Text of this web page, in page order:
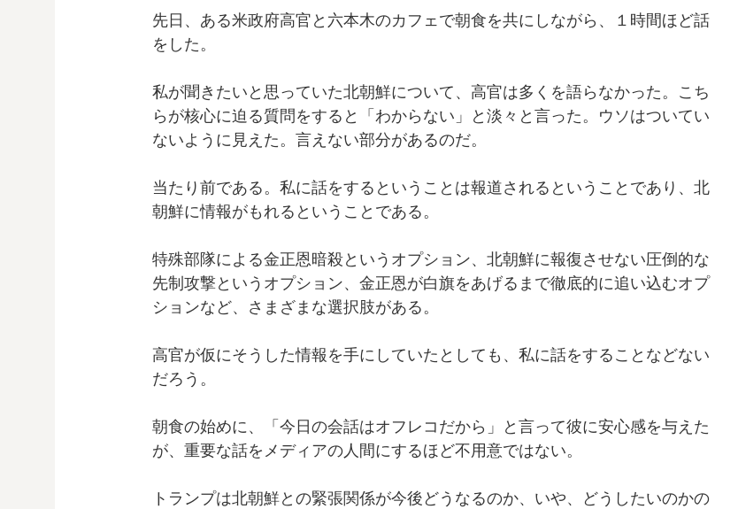
先日、ある米政府高官と六本木のカフェで朝食を共にしながら、１時間ほど話
をした。
私が聞きたいと思っていた北朝鮮について、高官は多くを語らなかった。こち
らが核心に迫る質問をすると「わからない」と淡々と言った。ウソはついてい
ないように見えた。言えない部分があるのだ。
当たり前である。私に話をするということは報道されるということであり、北
朝鮮に情報がもれるということである。
特殊部隊による金正恩暗殺というオプション、北朝鮮に報復させない圧倒的な
先制攻撃というオプション、金正恩が白旗をあげるまで徹底的に追い込むオプ
ションなど、さまざまな選択肢がある。
高官が仮にそうした情報を手にしていたとしても、私に話をすることなどない
だろう。
朝食の始めに、「今日の会話はオフレコだから」と言って彼に安心感を与えた
が、重要な話をメディアの人間にするほど不用意ではない。
トランプは北朝鮮との緊張関係が今後どうなるのか、いや、どうしたいのかの